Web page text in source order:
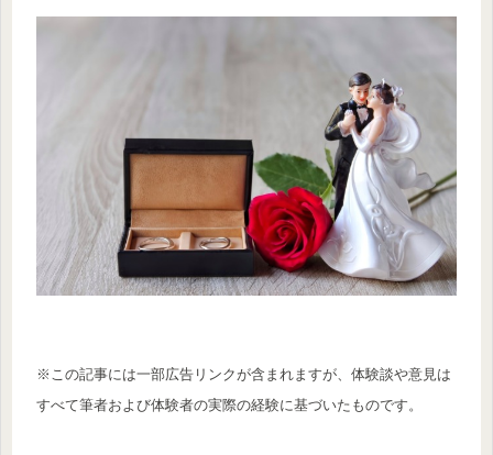
※この記事には一部広告リンクが含まれますが、体験談や意見は
すべて筆者および体験者の実際の経験に基づいたものです。